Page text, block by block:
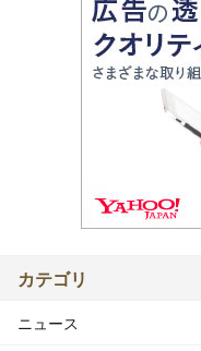
カテゴリ
ニュース